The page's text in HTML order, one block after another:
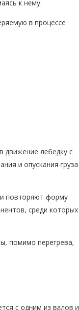
к нему.
в процессе
движение лебедку с
и опускания груза
повторяют форму
среди которых
помимо перегрева,
с одним из валов и